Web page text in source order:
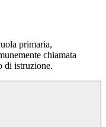
primaria,
chiamata
di istruzione.